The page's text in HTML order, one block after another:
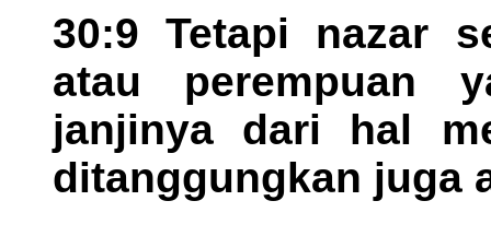
30:9 Tetapi nazar
atau perempuan
janjinya dari hal
ditanggungkan juga